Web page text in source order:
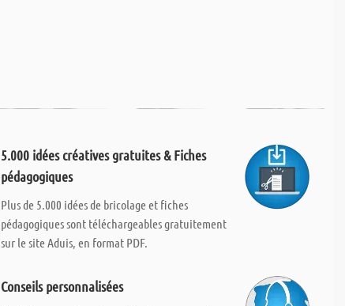
5.000 idées créatives gratuites & Fiches
pédagogiques
Plus de 5.000 idées de bricolage et fiches
pédagogiques sont téléchargeables gratuitement
sur le site Aduis, en format PDF.
Conseils personnalisées